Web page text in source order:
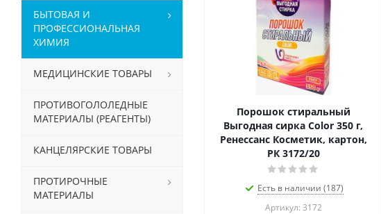
Порошок стиральный
Выгодная сирка Color 350 г,
Ренессанс Косметик, картон,
РК 3172/20
Есть в наличии (187)
Артикул: 3172
БЫТОВАЯ И
ПРОФЕССИОНАЛЬНАЯ
ХИМИЯ
МЕДИЦИНСКИЕ ТОВАРЫ
ПРОТИВОГОЛОЛЕДНЫЕ
МАТЕРИАЛЫ (РЕАГЕНТЫ)
КАНЦЕЛЯРСКИЕ ТОВАРЫ
ПРОТИРОЧНЫЕ
МАТЕРИАЛЫ